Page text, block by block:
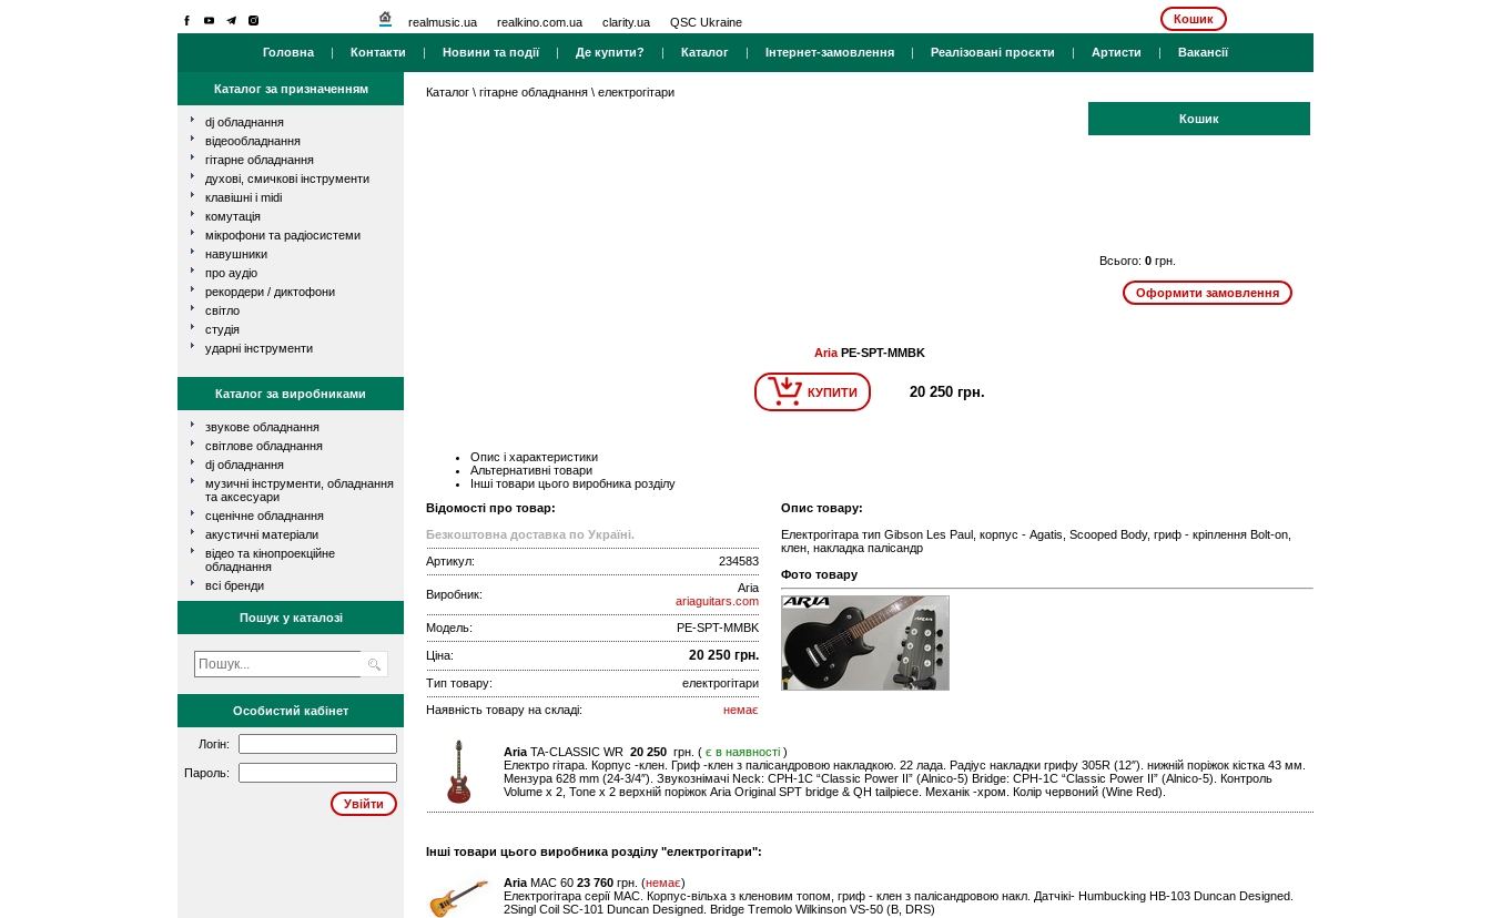
realmusic.ua realkino.com.ua clarity.ua QSC Ukraine Кошик
Головна | Контакти | Новини та події| Де купити? | Каталог | Інтернет-замовлення | Реалізовані проєкти | Артисти | Вакансії
Каталог за призначенням
dj обладнання
відеообладнання
гітарне обладнання
духові, смичкові інструменти
клавішні і midi
комутація
мікрофони та радіосистеми
навушники
про аудіо
рекордери / диктофони
світло
студія
ударні інструменти
Каталог за виробниками
звукове обладнання
світлове обладнання
dj обладнання
музичні інструменти, обладнання
та аксесуари
сценічне обладнання
акустичні матеріали
відео та кінопроекційне
обладнання
всі бренди
Пошук у каталозі
Особистий кабінет
Логін:
Пароль:
Каталог \ гітарне обладнання \ електрогітари
Кошик
Всього: 0 грн.
Aria PE-SPT-MMBK
КУПИТИ 20 250 грн.
Опис і характеристики
Альтернативні товари
Інші товари цього виробника розділу
Відомості про товар:
Безкоштовна доставка по Україні.
Артикул:
234583
Виробник:
Aria
ariaguitars.com
Модель:
PE-SPT-MMBK
Ціна: 20 250 грн.
Тип товару:
електрогітари
Наявність товару на складі:
немає
Опис товару:
Електрогітара тип Gibson Les Paul, корпус - Agatis, Scooped Body, гриф - кріплення Bolt-on,
клен, накладка палісандр
Фото товару
Aria TA-CLASSIC WR 20 250 грн. ( є в наявності )
Електро гітара. Корпус -клен. Гриф -клен з палісандровою накладкою. 22 лада. Радіус накладки грифу 305R (12″). нижній поріжок кістка 43 мм.
Мензура 628 mm (24-3/4″). Звукознімачі Neck: CPH-1C “Classic Power II” (Alnico-5) Bridge: CPH-1C “Classic Power II” (Alnico-5). Контроль
Volume x 2, Tone x 2 верхній поріжок Aria Original SPT bridge & QH tailpiece. Механік -хром. Колір червоний (Wine Red).
Інші товари цього виробника розділу "електрогітари":
Aria MAC 60 23 760 грн. (немає)
Електрогітара серії MAC. Корпус-вільха з кленовим топом, гриф - клен з палісандровою накл. Датчікі- Humbucking HB-103 Duncan Designed.
2Singl Coil SC-101 Duncan Designed. Bridge Tremolo Wilkinson VS-50 (B, DRS)